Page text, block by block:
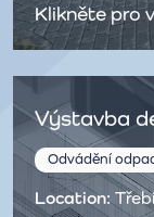
Klikněte pro
Výstavba
Odvádění
Location: